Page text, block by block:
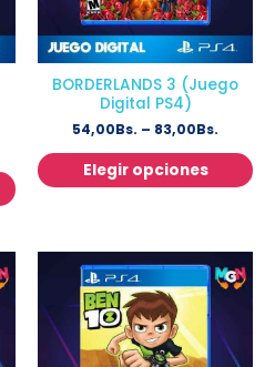
BORDERLANDS 3 (Juego
Digital PS4)
54,00Bs. – 83,00Bs.
Elegir opciones